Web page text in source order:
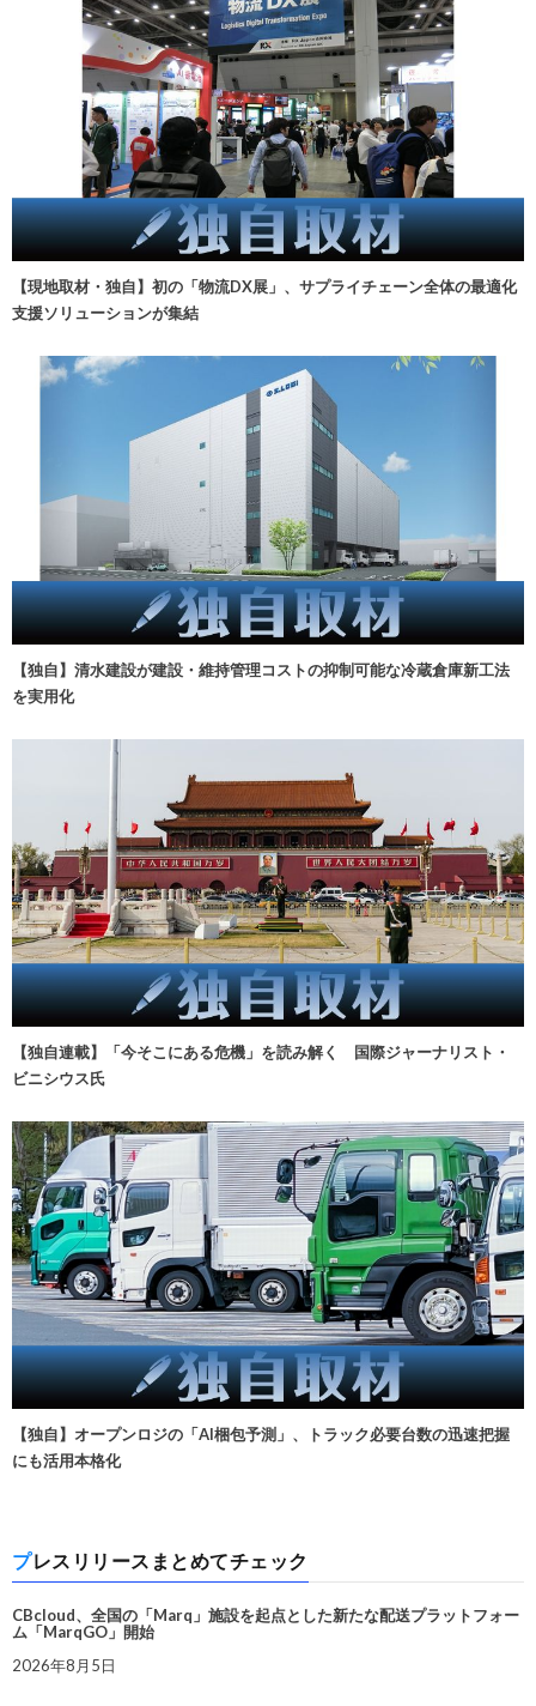
【現地取材・独自】初の「物流DX展」、サプライチェーン全体の最適化
支援ソリューションが集結
【独自】清水建設が建設・維持管理コストの抑制可能な冷蔵倉庫新工法
を実用化
【独自連載】「今そこにある危機」を読み解く 国際ジャーナリスト・
ビニシウス氏
【独自】オープンロジの「AI梱包予測」、トラック必要台数の迅速把握
にも活用本格化
プレスリリースまとめてチェック
CBcloud、全国の「Marq」施設を起点とした新たな配送プラットフォー
ム「MarqGO」開始
2026年8月5日